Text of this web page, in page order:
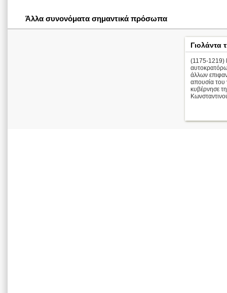
Άλλα συνονόματα σημαντικά πρόσωπα
Γιολάντα
(1175-1219)
άλλων
απουσία του
κυβέρνησε